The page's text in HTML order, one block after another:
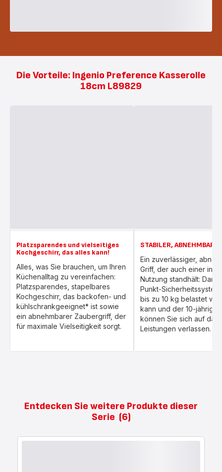
Die Vorteile: Ingenio Preference Kasserolle
18cm L89829
Platzsparendes und vielseitiges
Kochgeschirr, das alles kann!
Alles, was Sie brauchen, um Ihren
Küchenalltag zu vereinfachen:
Platzsparendes, stapelbares
Kochgeschirr, das backofen- und
kühlschrankgeeignet* ist sowie
ein abnehmbarer Zaubergriff, der
für maximale Vielseitigkeit sorgt.
STABILER,
Ein zuverlässiger,
Griff, der auch einer
Nutzung standhält: Dank
Punkt-
bis zu 10 kg belastet
kann und der 10-
können Sie sich auf
Leistungen verlassen.
Entdecken Sie weitere Produkte dieser
Serie (6)